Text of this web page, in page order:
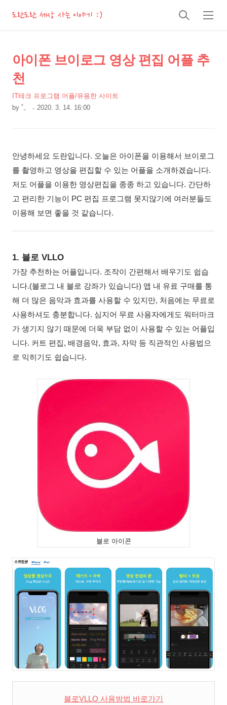
도란도란 세상 사는 이야기 :)
검
메
상
세
컨
텐
츠
본
제
목
아이폰 브이로그 영상 편집 어플 추
천
IT테크 프로그램 어플/유용한 사이트
by ˚。 2020. 3. 14. 16:00
안녕하세요 도란입니다. 오늘은 아이폰을 이용해서 브이로그
를 촬영하고 영상을 편집할 수 있는 어플을 소개하겠습니다.
저도 어플을 이용한 영상편집을 종종 하고 있습니다. 간단하
고 편리한 기능이 PC 편집 프로그램 못지않기에 여러분들도
이용해 보면 좋을 것 같습니다.
1. 블로 VLLO
가장 추천하는 어플입니다. 조작이 간편해서 배우기도 쉽습
니다.(블로그 내 블로 강좌가 있습니다) 앱 내 유료 구매를 통
해 더 많은 음악과 효과를 사용할 수 있지만, 처음에는 무료로
사용하셔도 충분합니다. 심지어 무료 사용자에게도 워터마크
가 생기지 않기 때문에 더욱 부담 없이 사용할 수 있는 어플입
니다. 커트 편집, 배경음악, 효과, 자막 등 직관적인 사용법으
로 익히기도 쉽습니다.
블로 아이콘
블로VLLO 사용방법 바로가기